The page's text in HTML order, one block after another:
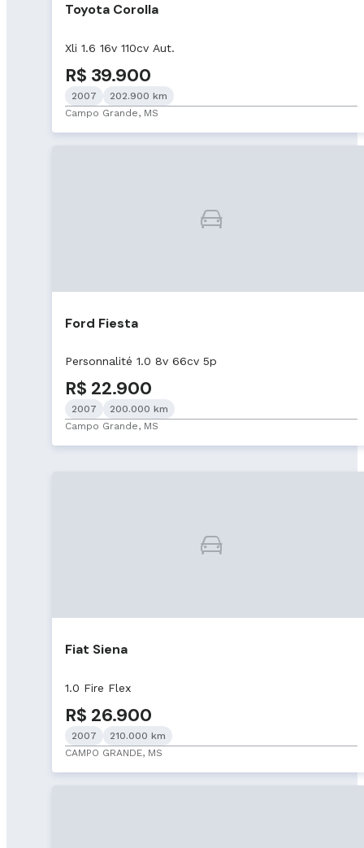
Toyota Corolla
Xli 1.6 16v 110cv Aut.
R$ 39.900
2007
202.900 km
Campo Grande, MS
Ford Fiesta
Personnalité 1.0 8v 66cv 5p
R$ 22.900
2007
200.000 km
Campo Grande, MS
Fiat Siena
1.0 Fire Flex
R$ 26.900
2007
210.000 km
CAMPO GRANDE, MS